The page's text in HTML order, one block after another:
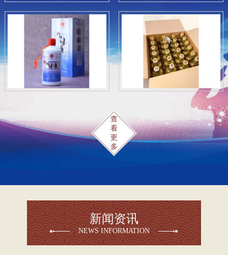
查
看
更
多
新闻资讯
NEWS INFORMATION